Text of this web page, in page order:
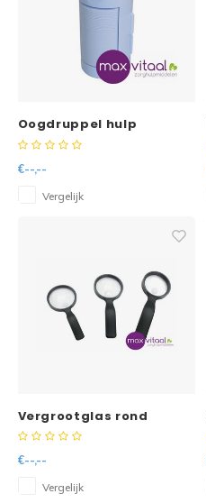
Oogdruppel hulp
€--,--
Vergelijk
Vergrootglas rond
€--,--
Vergelijk